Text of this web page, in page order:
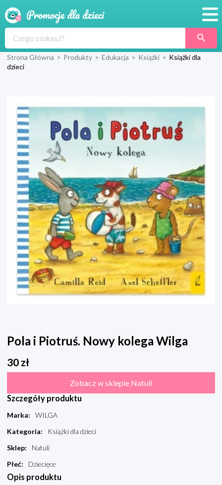
Produkty
Blog
Wyprawka
Strona Główna > Produkty > Edukacja > Książki > Książki dla
dzieci
Pola i Piotruś. Nowy kolega Wilga
30 zł
Zobacz w sklepie Natuli
Szczegóły produktu
Marka:
WILGA
Kategoria:
Książki dla dzieci
Sklep:
Natuli
Płeć: Dziecięce
Opis produktu